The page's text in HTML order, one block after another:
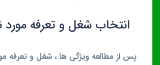
انتخاب شغل و تعرفه مورد
پس از مطالعه ویژگی ها ، شغل و تعرفه